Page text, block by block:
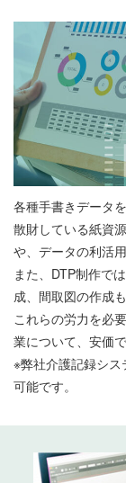
各種手書きデータ
散財している紙資
や、データの利活
また、DTP制作で
成、間取図の作成
これらの労力を必
業について、安価
※弊社介護記録シ
可能です。